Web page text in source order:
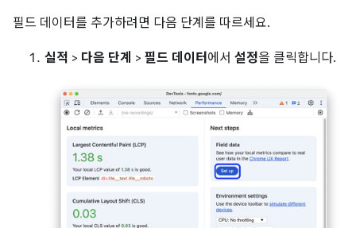
필드 데이터를 추가하려면 다음 단계를 따르세요.
실적 > 다음 단계 > 필드 데이터 에서 설정을 클릭합니다.